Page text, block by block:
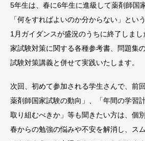
5年生は、春に6年生に進級して薬剤師国
「何をすればよいのか分からない」とい
1月ガイダンスが盛況のうちに終了しま
家試験対策に関する各種参考書、問題集
試験対策講義と併せて実践いたします。
次回、初めて参加される学生さんで、前
薬剤師国家試験の動向」、「年間の学習
取り組むべきか」等も聞きたい方は、個
春からの勉強の悩みや不安を解消し、ス